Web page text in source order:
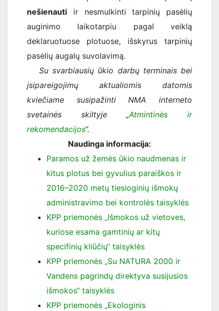
nešienauti ir nesmulkinti tarpinių pasėlių
auginimo laikotarpiu pagal veiklą
deklaruotuose plotuose, išskyrus tarpinių
pasėlių augalų suvolavimą.
Su svarbiausių ūkio darbų terminais bei
įsipareigojimų aktualiomis datomis
kviečiame susipažinti NMA interneto
svetainės skiltyje „Atmintinės ir
rekomendacijos“.
Naudinga informacija:
Paramos už žemės ūkio naudmenas ir
kitus plotus bei gyvulius paraiškos ir
2016–2020 metų tiesioginių išmokų
administravimo bei kontrolės taisyklės
KPP priemonės „Išmokos už vietoves,
kuriose esama gamtinių ar kitų
specifinių kliūčių“ taisyklės
KPP priemonės „Su NATURA 2000 ir
Vandens pagrindų direktyva susijusios
išmokos“ taisyklės
KPP priemonės „Ekologinis